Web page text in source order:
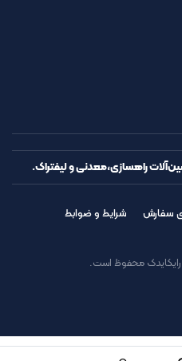
راهسازی،معدنی و لیفتراک.
سفارش
شرایط و ضوابط
محفوظ است.